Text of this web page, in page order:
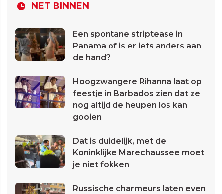
NET BINNEN
Een spontane striptease in
Panama of is er iets anders aan
de hand?
Hoogzwangere Rihanna laat op
feestje in Barbados zien dat ze
nog altijd de heupen los kan
gooien
Dat is duidelijk, met de
Koninklijke Marechaussee moet
je niet fokken
Russische charmeurs laten even